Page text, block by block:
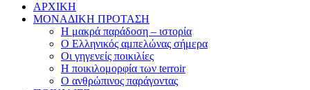
ΑΡΧΙΚΗ
ΜΟΝΑΔΙΚΗ ΠΡΟΤΑΣΗ
Η μακρά παράδοση – ιστορία
Ο Ελληνικός αμπελώνας σήμερα
Οι γηγενείς ποικιλίες
Η ποικιλομορφία των terroir
O ανθρώπινος παράγοντας